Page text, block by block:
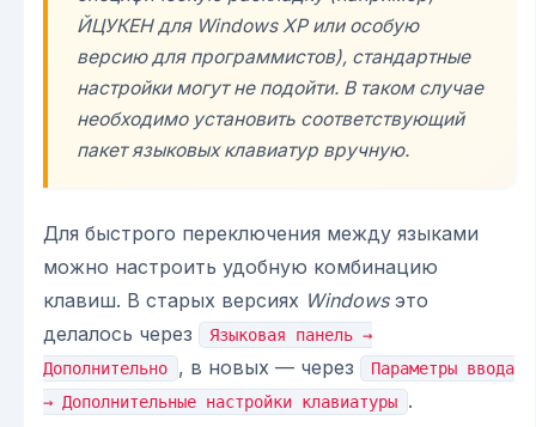
ЙЦУКЕН для Windows XP или особую
версию для программистов), стандартные
настройки могут не подойти. В таком случае
необходимо установить соответствующий
пакет языковых клавиатур вручную.
Для быстрого переключения между языками
можно настроить удобную комбинацию
клавиш. В старых версиях Windowsэто
делалось через
Языковая панель →
Дополнительно
, в новых — через
Параметры ввода
→ Дополнительные настройки клавиатуры
.